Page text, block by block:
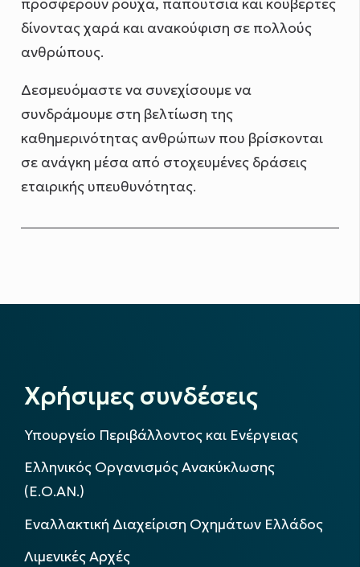
προσφέρουν ρούχα, παπούτσια και κουβέρτες
δίνοντας χαρά και ανακούφιση σε πολλούς
ανθρώπους.
Δεσμευόμαστε να συνεχίσουμε να
συνδράμουμε στη βελτίωση της
καθημερινότητας ανθρώπων που βρίσκονται
σε ανάγκη μέσα από στοχευμένες δράσεις
εταιρικής υπευθυνότητας.
Χρήσιμες συνδέσεις
Υπουργείο Περιβάλλοντος και Ενέργειας
Ελληνικός Οργανισμός Ανακύκλωσης
(Ε.Ο.ΑΝ.)
Εναλλακτική Διαχείριση Οχημάτων Ελλάδος
Λιμενικές Αρχές